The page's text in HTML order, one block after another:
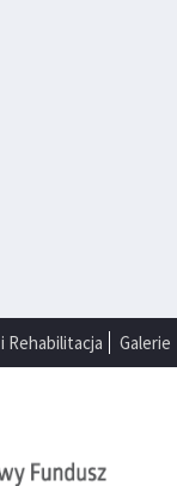
Rehabilitacja Galerie